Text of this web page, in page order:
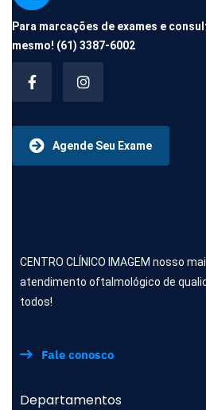
Para marcações de exames e
mesmo! (61) 3387-6002
Agende Seu Exame
CENTRO CLÍNICO IMAGEM nosso
atendimento oftalmológico de
todos!
Fale conosco
Departamentos